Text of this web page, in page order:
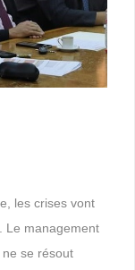
les crises vont
Le management
se résout